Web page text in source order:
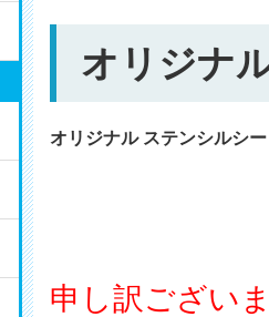
オリジナ
オリジナル ステンシルシ
申し訳ござい